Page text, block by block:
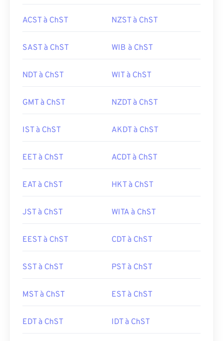
ACST à ChST NZST à ChST
SAST à ChST WIB à ChST
NDT à ChST WIT à ChST
GMT à ChST NZDT à ChST
IST à ChST AKDT à ChST
EET à ChST ACDT à ChST
EAT à ChST HKT à ChST
JST à ChST WITA à ChST
EEST à ChST CDT à ChST
SST à ChST PST à ChST
MST à ChST EST à ChST
EDT à ChST IDT à ChST